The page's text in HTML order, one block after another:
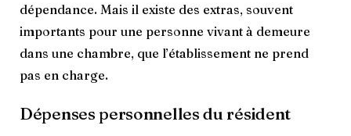
dépendance. Mais il existe des extras, souvent
importants pour une personne vivant à demeure
dans une chambre, que l’établissement ne prend
pas en charge.
Dépenses personnelles du résident